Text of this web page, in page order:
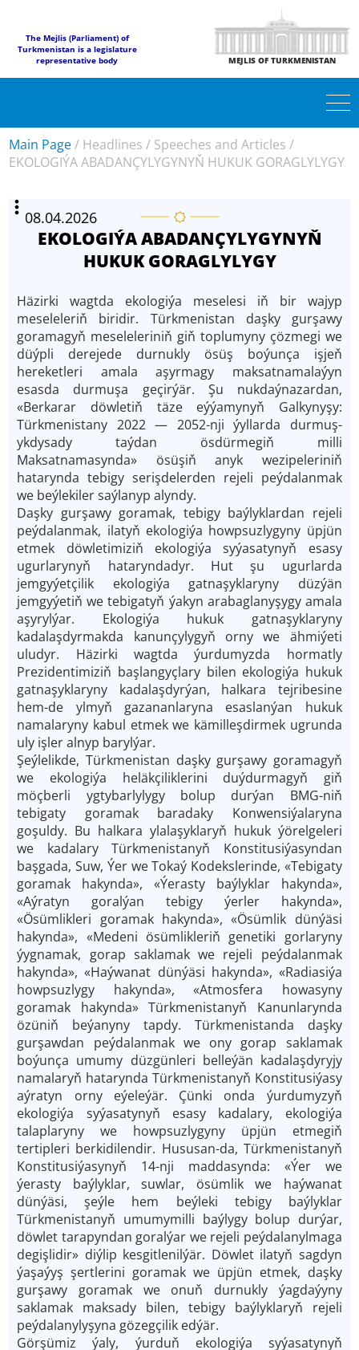
The Mejlis (Parliament) of
Turkmenistan is a legislature
representative body
MEJLIS OF TURKMENISTAN
Main Page/ Headlines / Speeches and Articles /
EKOLOGIÝA ABADANÇYLYGYNYŇ HUKUK GORAGLYLYGY
08.04.2026
EKOLOGIÝA ABADANÇYLYGYNYŇ
HUKUK GORAGLYLYGY
Häzirki wagtda ekologiýa meselesi iň bir wajyp
meseleleriň biridir. Türkmenistan daşky gurşawy
goramagyň meseleleriniň giň toplumyny çözmegi we
düýpli derejede durnukly ösüş boýunça işjeň
hereketleri amala aşyrmagy maksatnamalaýyn
esasda durmuşa geçirýär. Şu nukdaýnazardan,
«Berkarar döwletiň täze eýýamynyň Galkynyşy:
Türkmenistany 2022 — 2052-nji ýyllarda durmuş-
ykdysady taýdan ösdürmegiň milli
Maksatnamasynda» ösüşiň anyk wezipeleriniň
hatarynda tebigy serişdelerden rejeli peýdalanmak
we beýlekiler saýlanyp alyndy.
Daşky gurşawy goramak, tebigy baýlyklardan rejeli
peýdalanmak, ilatyň ekologiýa howpsuzlygyny üpjün
etmek döwletimiziň ekologiýa syýasatynyň esasy
ugurlarynyň hataryndadyr. Hut şu ugurlarda
jemgyýetçilik ekologiýa gatnaşyklaryny düzýän
jemgyýetiň we tebigatyň ýakyn arabaglanyşygy amala
aşyrylýar. Ekologiýa hukuk gatnaşyklaryny
kadalaşdyrmakda kanunçylygyň orny we ähmiýeti
uludyr. Häzirki wagtda ýurdumyzda hormatly
Prezidentimiziň başlangyçlary bilen ekologiýa hukuk
gatnaşyklaryny kadalaşdyrýan, halkara tejribesine
hem-de ylmyň gazananlaryna esaslanýan hukuk
namalaryny kabul etmek we kämilleşdirmek ugrunda
uly işler alnyp barylýar.
Şeýlelikde, Türkmenistan daşky gurşawy goramagyň
we ekologiýa heläkçiliklerini duýdurmagyň giň
möçberli ygtybarlylygy bolup durýan BMG-niň
tebigaty goramak baradaky Konwensiýalaryna
goşuldy. Bu halkara ylalaşyklaryň hukuk ýörelgeleri
we kadalary Türkmenistanyň Konstitusiýasyndan
başgada, Suw, Ýer we Tokaý Kodekslerinde, «Tebigaty
goramak hakynda», «Ýerasty baýlyklar hakynda»,
«Aýratyn goralýan tebigy ýerler hakynda»,
«Ösümlikleri goramak hakynda», «Ösümlik dünýäsi
hakynda», «Medeni ösümlikleriň genetiki gorlaryny
ýygnamak, gorap saklamak we rejeli peýdalanmak
hakynda», «Haýwanat dünýäsi hakynda», «Radiasiýa
howpsuzlygy hakynda», «Atmosfera howasyny
goramak hakynda» Türkmenistanyň Kanunlarynda
özüniň beýanyny tapdy. Türkmenistanda daşky
gurşawdan peýdalanmak we ony gorap saklamak
boýunça umumy düzgünleri belleýän kadalaşdyryjy
namalaryň hatarynda Türkmenistanyň Konstitusiýasy
aýratyn orny eýeleýär. Çünki onda ýurdumyzyň
ekologiýa syýasatynyň esasy kadalary, ekologiýa
talaplaryny we howpsuzlygyny üpjün etmegiň
tertipleri berkidilendir. Hususan-da, Türkmenistanyň
Konstitusiýasynyň 14-nji maddasynda: «Ýer we
ýerasty baýlyklar, suwlar, ösümlik we haýwanat
dünýäsi, şeýle hem beýleki tebigy baýlyklar
Türkmenistanyň umumymilli baýlygy bolup durýar,
döwlet tarapyndan goralýar we rejeli peýdalanylmaga
degişlidir» diýlip kesgitlenilýär. Döwlet ilatyň sagdyn
ýaşaýyş şertlerini goramak we üpjün etmek, daşky
gurşawy goramak we onuň durnukly ýagdaýyny
saklamak maksady bilen, tebigy baýlyklaryň rejeli
peýdalanylyşyna gözegçilik edýär.
Görşümiz ýaly, ýurduň ekologiýa syýasatynyň